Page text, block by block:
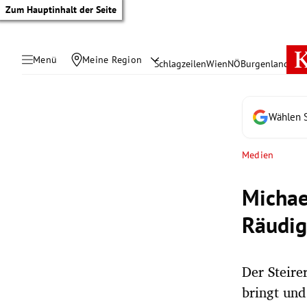
Zum Hauptinhalt der Seite
Menü Meine Region SchlagzeilenWienNÖBurgenland
Wählen
Medien
Der
bringt